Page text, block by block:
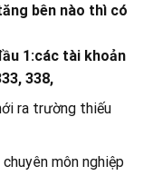
bên nào thì có
1:các tài khoản
338,
ra trường thiếu
môn nghiệp